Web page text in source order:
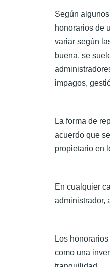
Según
honorarios de
variar según
buena, se
impagos,
La forma de
acuerdo que
propietario en
En cualquier
administrador,
Los
como una